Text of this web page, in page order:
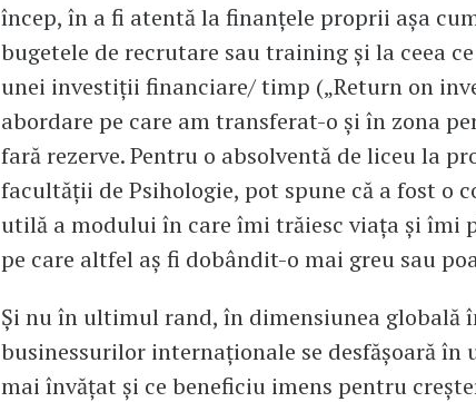
încep, în a fi atentă la finanțele proprii așa
bugetele de recrutare sau training și la ceea
unei investiții financiare/ timp („Return on
abordare pe care am transferat-o și în zona
fară rezerve. Pentru o absolventă de liceu la
facultății de Psihologie, pot spune că a fost o
utilă a modului în care îmi trăiesc viața și îmi
pe care altfel aș fi dobândit-o mai greu sau
Și nu în ultimul rand, în dimensiunea globală
businessurilor internaționale se desfășoară în
mai învățat și ce beneficiu imens pentru